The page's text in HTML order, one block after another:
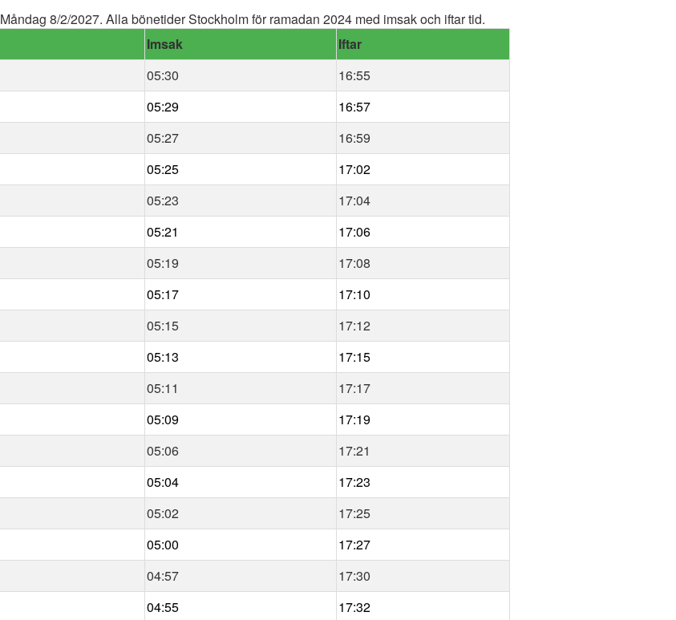
Måndag 8/2/2027. Alla bönetider Stockholm för ramadan 2024 med imsak och iftar tid.
Imsak
Iftar
05:30
16:55
05:29
16:57
05:27
16:59
05:25
17:02
05:23
17:04
05:21
17:06
05:19
17:08
05:17
17:10
05:15
17:12
05:13
17:15
05:11
17:17
05:09
17:19
05:06
17:21
05:04
17:23
05:02
17:25
05:00
17:27
04:57
17:30
04:55 17:32